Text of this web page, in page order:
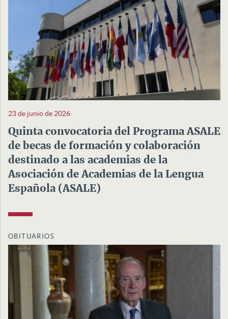
23 de junio de 2026
Quinta convocatoria del Programa ASALE
de becas de formación y colaboración
destinado a las academias de la
Asociación de Academias de la Lengua
Española (ASALE)
OBITUARIOS